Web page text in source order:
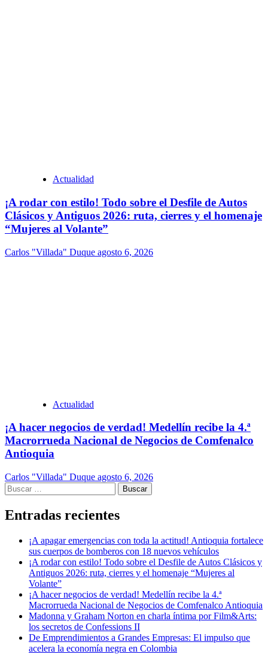
Actualidad
¡A rodar con estilo! Todo sobre el Desfile de Autos
Clásicos y Antiguos 2026: ruta, cierres y el homenaje
“Mujeres al Volante”
Carlos "Villada" Duque agosto 6, 2026
Actualidad
¡A hacer negocios de verdad! Medellín recibe la 4.ª
Macrorrueda Nacional de Negocios de Comfenalco
Antioquia
Carlos "Villada" Duque agosto 6, 2026
Buscar:
Entradas recientes
¡A apagar emergencias con toda la actitud! Antioquia fortalece
sus cuerpos de bomberos con 18 nuevos vehículos
¡A rodar con estilo! Todo sobre el Desfile de Autos Clásicos y
Antiguos 2026: ruta, cierres y el homenaje “Mujeres al
Volante”
¡A hacer negocios de verdad! Medellín recibe la 4.ª
Macrorrueda Nacional de Negocios de Comfenalco Antioquia
Madonna y Graham Norton en charla íntima por Film&Arts:
los secretos de Confessions II
De Emprendimientos a Grandes Empresas: El impulso que
acelera la economía negra en Colombia